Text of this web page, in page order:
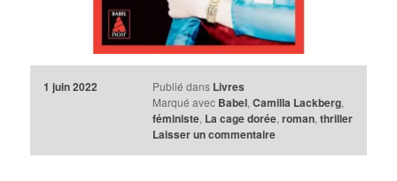
1 juin 2022 Publié dans Livres
Marqué avec Babel, Camilla Lackberg,
féministe, La cage dorée, roman, thriller
Laisser un commentaire